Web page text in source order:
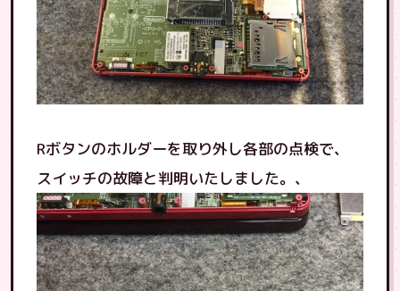
Rボタンのホルダーを取り外し各部の点検で、
スイッチの故障と判明いたしました。、